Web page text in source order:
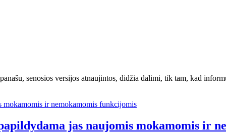
senosios versijos atnaujintos, didžia dalimi, tik tam, kad
jas naujomis mokamomis ir